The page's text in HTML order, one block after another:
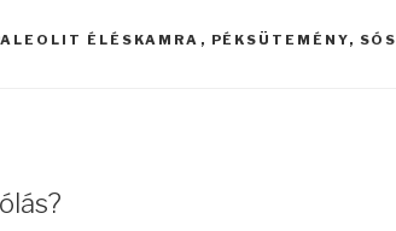
ÉLÉSKAMRA , PÉKSÜTEMÉNY, SÓS